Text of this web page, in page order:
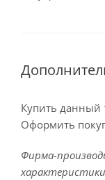
Купить данный
Оформить
Фирма-